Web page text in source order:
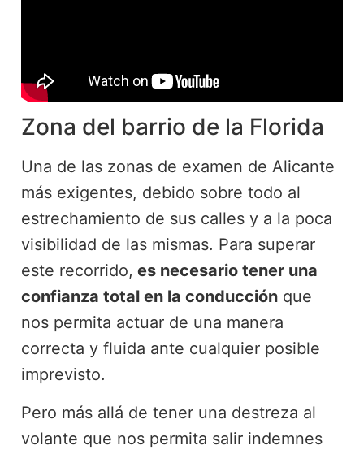
Zona del barrio de la Florida
Una de las zonas de examen de Alicante
más exigentes, debido sobre todo al
estrechamiento de sus calles y a la poca
visibilidad de las mismas. Para superar
este recorrido, es necesario tener una
confianza total en la conducción que
nos permita actuar de una manera
correcta y fluida ante cualquier posible
imprevisto.
Pero más allá de tener una destreza al
volante que nos permita salir indemnes